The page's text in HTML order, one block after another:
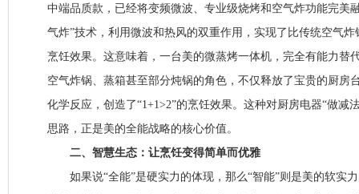
中端品质款，已经将变频微波、专业级烧烤和空气炸功能完美
气炸”技术，利用微波和热风的双重作用，实现了比传统空气
烹饪效果。这意味着，一台美的微蒸烤一体机，完全有能力替
空气炸锅、蒸箱甚至部分炖锅的角色，不仅释放了宝贵的厨房
化学反应，创造了“1+1>2”的烹饪效果。这种对厨房电器“做减
思路，正是美的全能战略的核心价值。
二、智慧生态：让烹饪变得简单而优雅
如果说“全能”是硬实力的体现，那么“智能”则是美的软实